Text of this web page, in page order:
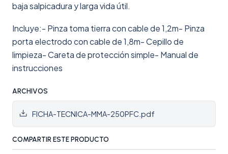
baja salpicadura y larga vida útil.
Incluye:- Pinza toma tierra con cable de 1,2m- Pinza
porta electrodo con cable de 1,8m- Cepillo de
limpieza- Careta de protección simple- Manual de
instrucciones
ARCHIVOS
FICHA-TECNICA-MMA-250PFC.pdf
COMPARTIR ESTE PRODUCTO